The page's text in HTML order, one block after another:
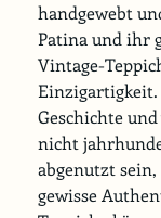
handgewebt
Patina und ihr
Vintage-
Einzigartigkeit.
Geschichte
nicht
abgenutzt
gewisse